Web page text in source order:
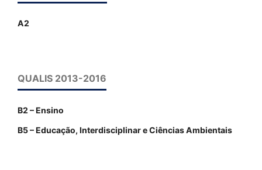
A2
QUALIS 2013-2016
B2 – Ensino
B5 – Educação, Interdisciplinar e Ciências Ambientais